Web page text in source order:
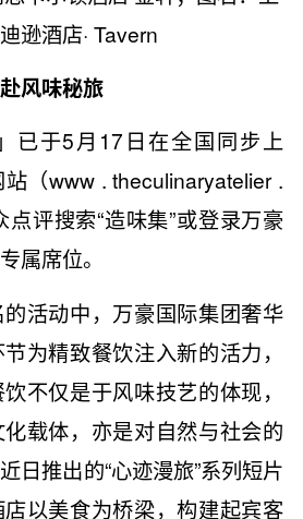
逊酒店· Tavern
风味秘旅
已于5月17日在全国同步上
（www . theculinaryatelier .
评搜索“造味集”或登录万豪
属席位。
活动中，万豪国际集团奢华
为精致餐饮注入新的活力，
不仅是于风味技艺的体现，
载体，亦是对自然与社会的
日推出的“心迹漫旅”系列短片
以美食为桥梁，构建起宾客